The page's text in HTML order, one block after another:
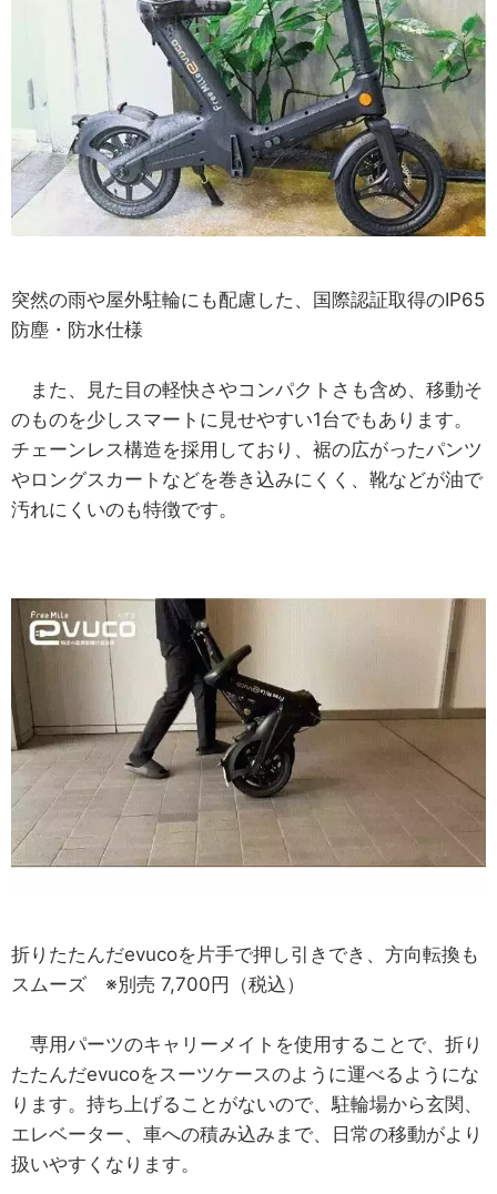
突然の雨や屋外駐輪にも配慮した、国際認証取得のIP65
防塵・防水仕様
また、見た目の軽快さやコンパクトさも含め、移動そ
のものを少しスマートに見せやすい1台でもあります。
チェーンレス構造を採用しており、裾の広がったパンツ
やロングスカートなどを巻き込みにくく、靴などが油で
汚れにくいのも特徴です。
折りたたんだevucoを片手で押し引きでき、方向転換も
スムーズ ※別売 7,700円（税込）
専用パーツのキャリーメイトを使用することで、折り
たたんだevucoをスーツケースのように運べるようにな
ります。持ち上げることがないので、駐輪場から玄関、
エレベーター、車への積み込みまで、日常の移動がより
扱いやすくなります。